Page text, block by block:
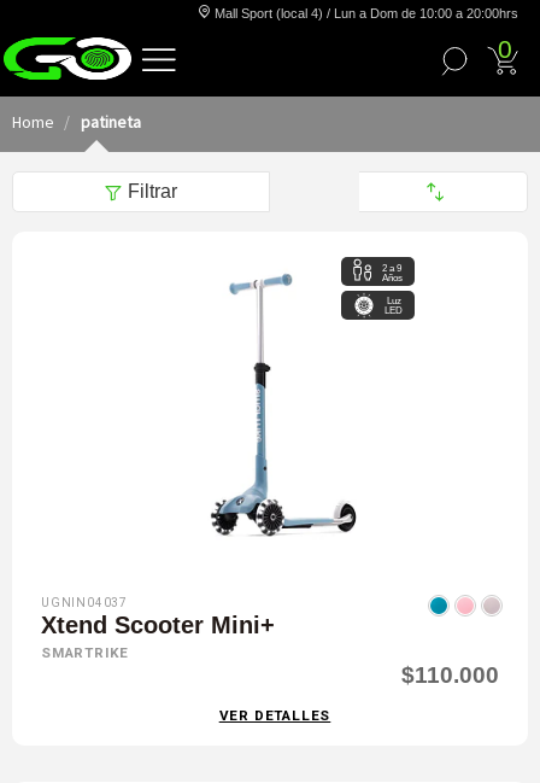
Mall Sport (local 4) / Lun a Dom de 10:00 a 20:00hrs
0
Home patineta
Filtrar
2 a 9
Años
Luz
LED
UGNIN04037
Xtend Scooter Mini+
SMARTRIKE
$110.000
VER DETALLES